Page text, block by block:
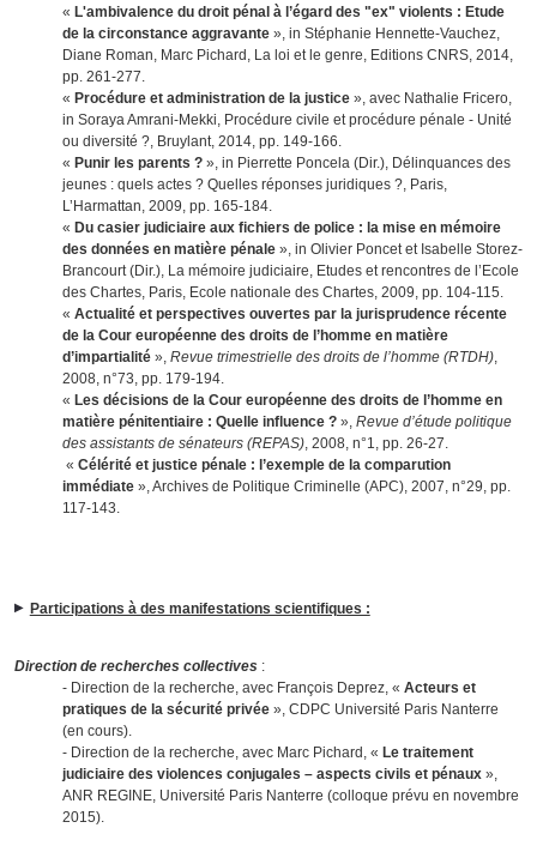
« L'ambivalence du droit pénal à l’égard des "ex" violents : Etude
de la circonstance aggravante », in Stéphanie Hennette-Vauchez,
Diane Roman, Marc Pichard, La loi et le genre, Editions CNRS, 2014,
pp. 261-277.
« Procédure et administration de la justice », avec Nathalie Fricero,
in Soraya Amrani-Mekki, Procédure civile et procédure pénale - Unité
ou diversité ?, Bruylant, 2014, pp. 149-166.
« Punir les parents ? », in Pierrette Poncela (Dir.), Délinquances des
jeunes : quels actes ? Quelles réponses juridiques ?, Paris,
L’Harmattan, 2009, pp. 165-184.
« Du casier judiciaire aux fichiers de police : la mise en mémoire
des données en matière pénale », in Olivier Poncet et Isabelle Storez-
Brancourt (Dir.), La mémoire judiciaire, Etudes et rencontres de l’Ecole
des Chartes, Paris, Ecole nationale des Chartes, 2009, pp. 104-115.
« Actualité et perspectives ouvertes par la jurisprudence récente
de la Cour européenne des droits de l’homme en matière
d’impartialité », Revue trimestrielle des droits de l’homme (RTDH)
2008, n°73, pp. 179-194.
« Les décisions de la Cour européenne des droits de l’homme en
matière pénitentiaire : Quelle influence ? », Revue d’étude politique
des assistants de sénateurs (REPAS) , 2008, n°1, pp. 26-27.
« Célérité et justice pénale : l’exemple de la comparution
immédiate », Archives de Politique Criminelle (APC), 2007, n°29, pp.
117-143.
Participations à des manifestations scientifiques :
Direction de recherches collectives :
- Direction de la recherche, avec François Deprez, « Acteurs et
pratiques de la sécurité privée », CDPC Université Paris Nanterre
(en cours).
- Direction de la recherche, avec Marc Pichard, « Le traitement
judiciaire des violences conjugales – aspects civils et pénaux »,
ANR REGINE, Université Paris Nanterre (colloque prévu en novembre
2015).